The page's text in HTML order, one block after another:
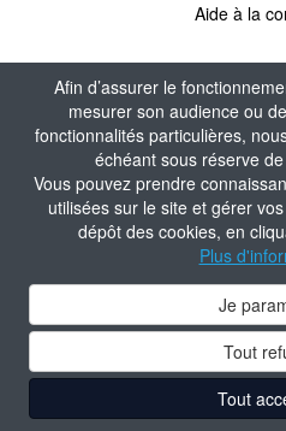
Afin d’assurer le
mesurer son audience ou
fonctionnalités particulières,
échéant sous réserve
Vous pouvez prendre
utilisées sur le site et gérer
dépôt des cookies, en
Plus
Je
Tout
Tout
Aide à la